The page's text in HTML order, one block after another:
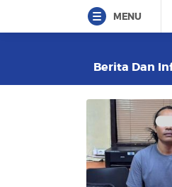
MENU
Berita Dan